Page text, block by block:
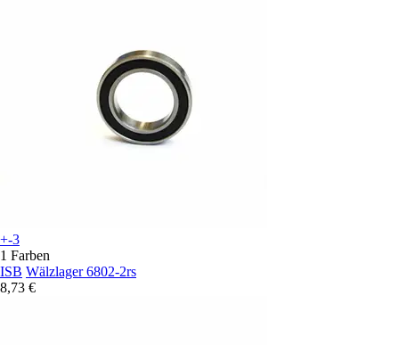
+-3
1 Farben
ISB Wälzlager 6802-2rs
8,73 €